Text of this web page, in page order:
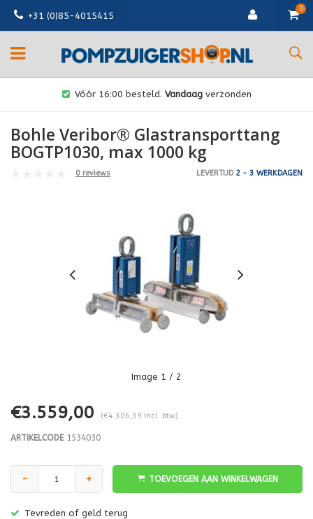
+31 (0)85-4015415
0
Vóór 16:00 besteld. Vandaag verzonden
Bohle Veribor® Glastransporttang
BOGTP1030, max 1000 kg
0 reviews LEVERTIJD2 - 3 WERKDAGEN
Image 1 / 2
€3.559,00 (€4.306,39 Incl. btw)
ARTIKELCODE1534030
- + TOEVOEGEN AAN WINKELWAGEN
Tevreden of geld terug